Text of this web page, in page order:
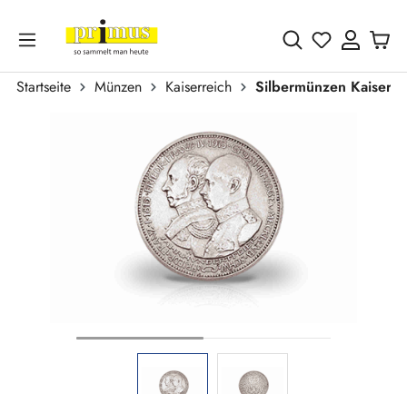
Zum Hauptinhalt springen
Du hast 0
Startseite Münzen Kaiserreich
Silbermünzen